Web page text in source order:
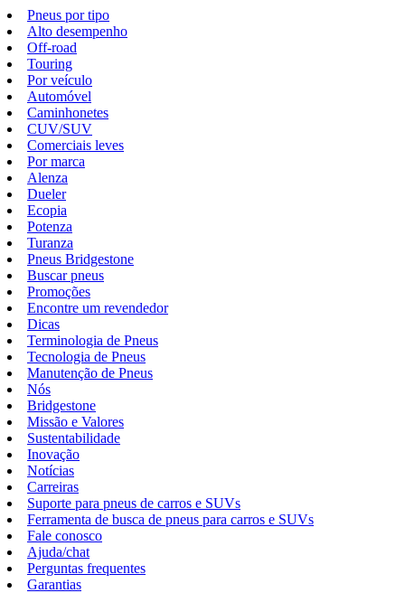
Pneus por tipo
Alto desempenho
Off-road
Touring
Por veículo
Automóvel
Caminhonetes
CUV/SUV
Comerciais leves
Por marca
Alenza
Dueler
Ecopia
Potenza
Turanza
Pneus Bridgestone
Buscar pneus
Promoções
Encontre um revendedor
Dicas
Terminologia de Pneus
Tecnologia de Pneus
Manutenção de Pneus
Nós
Bridgestone
Missão e Valores
Sustentabilidade
Inovação
Notícias
Carreiras
Suporte para pneus de carros e SUVs
Ferramenta de busca de pneus para carros e SUVs
Fale conosco
Ajuda/chat
Perguntas frequentes
Garantias